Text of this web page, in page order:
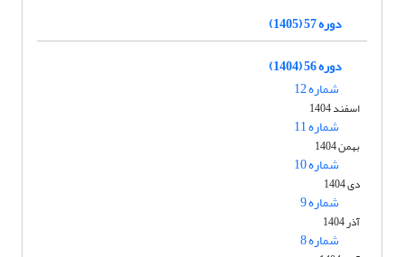
دوره 57 (1405)
دوره 56 (1404)
شماره 12
اسفند 1404
شماره 11
بهمن 1404
شماره 10
دی 1404
شماره 9
آذر 1404
شماره 8